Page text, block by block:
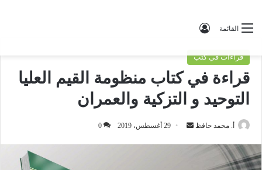
القائمة
قراءات في كتب
قراءة في كتاب منظومة القيم العليا
التوحيد و التزكية والعمران
أ. محمد حافظ 29 أغسطس، 2019 0